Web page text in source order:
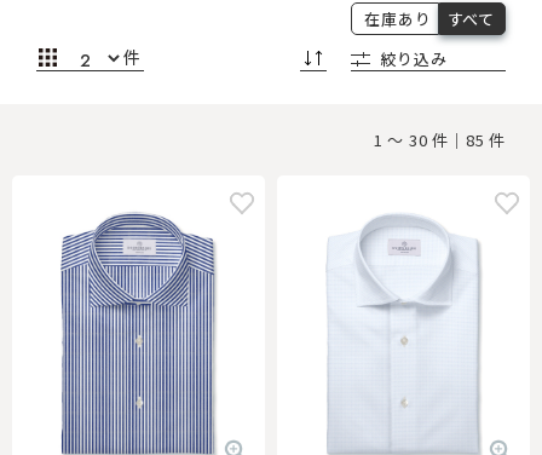
件
在庫あり
すべて
絞り込み
1 ～ 30 件｜85 件